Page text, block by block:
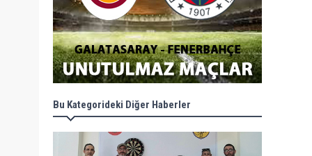
Bu Kategorideki Diğer Haberler